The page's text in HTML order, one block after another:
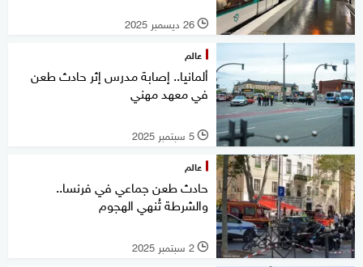
l 26 ديسمبر 2025
عالم
ألمانيا.. إصابة مدرس إثر حادث طعن
في معهد مهني
l 5 سبتمبر 2025
عالم
حادث طعن جماعي في فرنسا..
والشرطة تُنهي الهجوم
l 2 سبتمبر 2025